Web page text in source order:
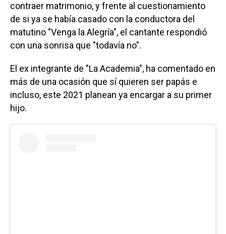
contraer matrimonio, y frente al cuestionamiento
de si ya se había casado con la conductora del
matutino "Venga la Alegría", el cantante respondió
con una sonrisa que "todavía no".
El ex integrante de "La Academia", ha comentado en
más de una ocasión que sí quieren ser papás e
incluso, este 2021 planean ya encargar a su primer
hijo.